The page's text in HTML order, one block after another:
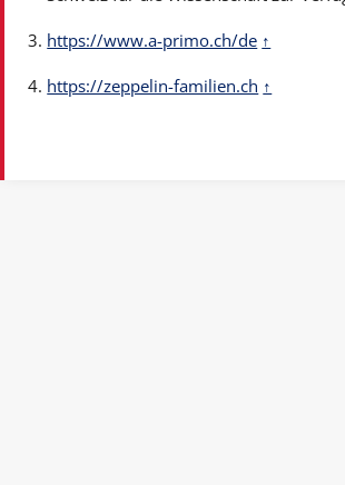
https://www.a-primo.ch/de ↑
https://zeppelin-familien.ch ↑